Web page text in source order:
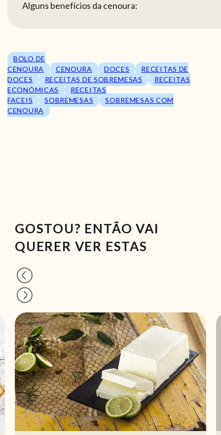
Alguns benefícios da cenoura:
BOLO DE
CENOURA
CENOURA DOCES
RECEITAS DE
DOCES
RECEITAS DE SOBREMESAS
RECEITAS
ECONÓMICAS
RECEITAS
FACEIS
SOBREMESAS
SOBREMESAS COM
CENOURA
GOSTOU? ENTÃO VAI
QUERER VER ESTAS